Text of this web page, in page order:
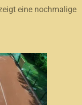
eine nochmalige